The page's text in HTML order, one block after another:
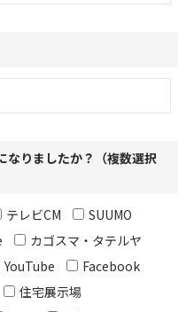
なりましたか？（複数選択
テレビCM
SUUMO
カゴスマ・タテルヤ
YouTube
Facebook
住宅展示場